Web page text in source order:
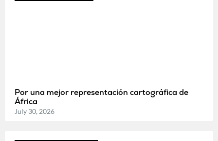
Por una mejor representación cartográfica de
África
July 30, 2026